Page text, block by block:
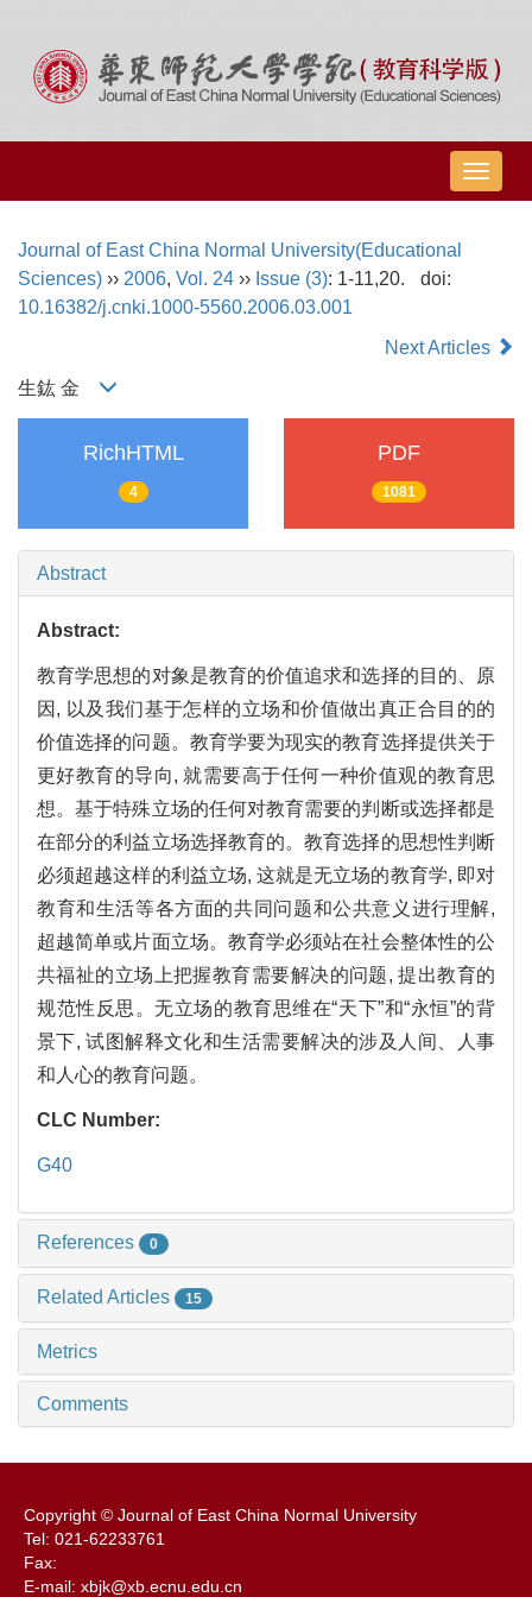
导
航
Journal of East China Normal University(Educational
Sciences) ›› 2006, Vol. 24 ›› Issue (3): 1-11,20.
doi:
10.16382/j.cnki.1000-5560.2006.03.001
Next Articles
生鈜 金
RichHTML
4
PDF
1081
Abstract
Abstract:
教育学思想的对象是教育的价值追求和选择的目的、原
因, 以及我们基于怎样的立场和价值做出真正合目的的
价值选择的问题。教育学要为现实的教育选择提供关于
更好教育的导向, 就需要高于任何一种价值观的教育思
想。基于特殊立场的任何对教育需要的判断或选择都是
在部分的利益立场选择教育的。教育选择的思想性判断
必须超越这样的利益立场, 这就是无立场的教育学, 即对
教育和生活等各方面的共同问题和公共意义进行理解,
超越简单或片面立场。教育学必须站在社会整体性的公
共福祉的立场上把握教育需要解决的问题, 提出教育的
规范性反思。无立场的教育思维在“天下”和“永恒”的背
景下, 试图解释文化和生活需要解决的涉及人间、人事
和人心的教育问题。
CLC Number:
G40
References 0
Related Articles 15
Metrics
Comments
Copyright © Journal of East China Normal University
Tel: 021-62233761
Fax:
E-mail: xbjk@xb.ecnu.edu.cn